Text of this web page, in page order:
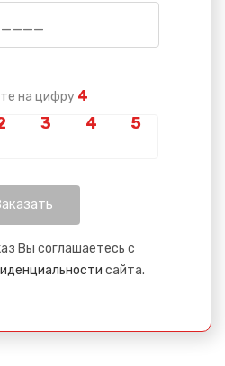
на цифру 4
Вы соглашаетесь с
сайта.
наш специалист свяжется с
Вами.